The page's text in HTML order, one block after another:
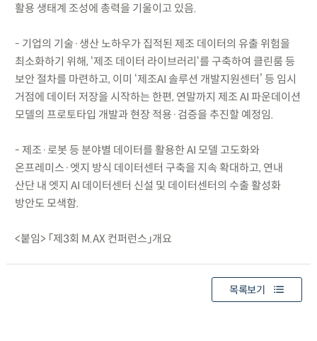
활용 생태계 조성에 총력을 기울이고 있음.
- 기업의 기술·생산 노하우가 집적된 제조 데이터의 유출 위험을
최소화하기 위해, ‘제조 데이터 라이브러리‘를 구축하여 클린룸 등
보안 절차를 마련하고, 이미 ‘제조AI 솔루션 개발지원센터’ 등 임시
거점에 데이터 저장을 시작하는 한편, 연말까지 제조 AI 파운데이션
모델의 프로토타입 개발과 현장 적용·검증을 추진할 예정임.
- 제조·로봇 등 분야별 데이터를 활용한 AI 모델 고도화와
온프레미스·엣지 방식 데이터센터 구축을 지속 확대하고, 연내
산단 내 엣지 AI 데이터센터 신설 및 데이터센터의 수출 활성화
방안도 모색함.
<붙임> 「제3회 M.AX 컨퍼런스」개요
목록보기